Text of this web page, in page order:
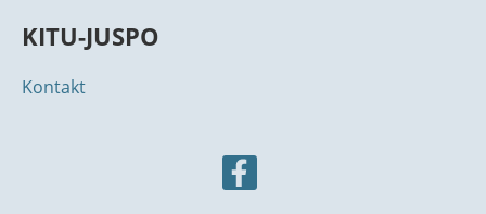
KITU-JUSPO
Kontakt